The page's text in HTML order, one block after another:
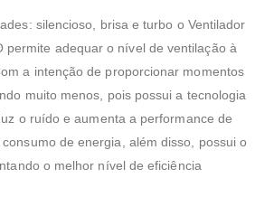
silencioso, brisa e turbo o Ventilador
permite adequar o nível de ventilação à
a intenção de proporcionar momentos
muito menos, pois possui a tecnologia
o ruído e aumenta a performance de
de energia, além disso, possui o
o melhor nível de eficiência